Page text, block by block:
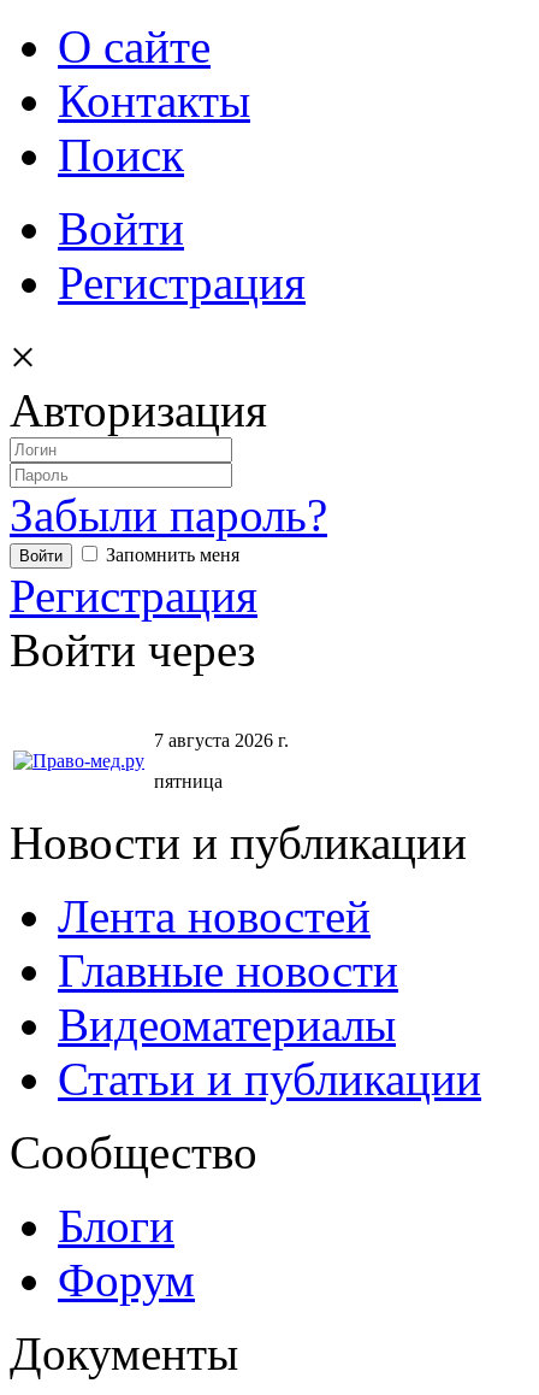
О сайте
Контакты
Поиск
Войти
Регистрация
×
Авторизация
Забыли пароль?
Запомнить меня
Регистрация
Войти через
7 августа 2026 г.
пятница
Новости и публикации
Лента новостей
Главные новости
Видеоматериалы
Статьи и публикации
Сообщество
Блоги
Форум
Документы